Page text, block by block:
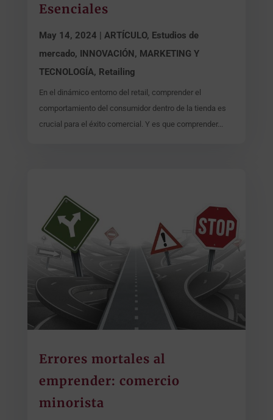
Esenciales
May 14, 2024 | ARTÍCULO, Estudios de
mercado, INNOVACIÓN, MARKETING Y
TECNOLOGÍA, Retailing
En el dinámico entorno del retail, comprender el
comportamiento del consumidor dentro de la tienda es
crucial para el éxito comercial. Y es que comprender...
Errores mortales al
emprender: comercio
minorista